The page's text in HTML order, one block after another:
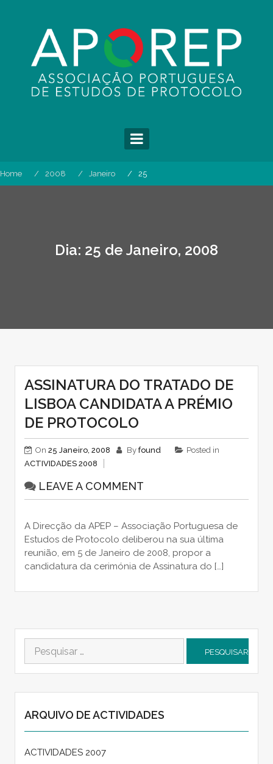
Home 2008 Janeiro 25
Dia: 25 de Janeiro, 2008
ASSINATURA DO TRATADO DE
LISBOA CANDIDATA A PRÉMIO
DE PROTOCOLO
On 25 Janeiro, 2008 By found
Posted in
ACTIVIDADES 2008
LEAVE A COMMENT
A Direcção da APEP – Associação Portuguesa de
Estudos de Protocolo deliberou na sua última
reunião, em 5 de Janeiro de 2008, propor a
candidatura da cerimónia de Assinatura do […]
por:
ARQUIVO DE ACTIVIDADES
ACTIVIDADES 2007